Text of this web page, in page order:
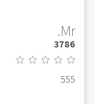
Mr.
3786
555